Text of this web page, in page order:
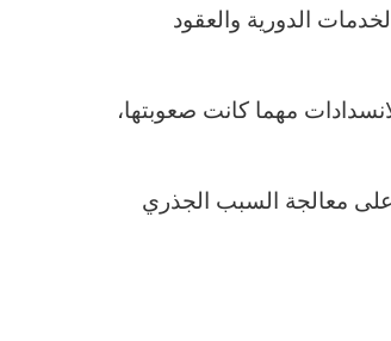
الدورية والعقود
مهما كانت صعوبتها،
على معالجة السبب الجذري